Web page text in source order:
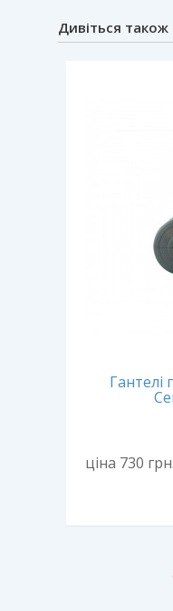
Дивіться також
Гантелі
ціна 730 грн.